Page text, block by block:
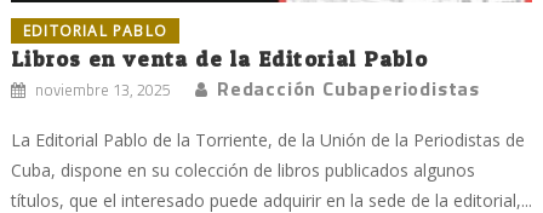
EDITORIAL PABLO
Libros en venta de la Editorial Pablo
noviembre 13, 2025 Redacción Cubaperiodistas
La Editorial Pablo de la Torriente, de la Unión de la Periodistas de
Cuba, dispone en su colección de libros publicados algunos
títulos, que el interesado puede adquirir en la sede de la editorial,...